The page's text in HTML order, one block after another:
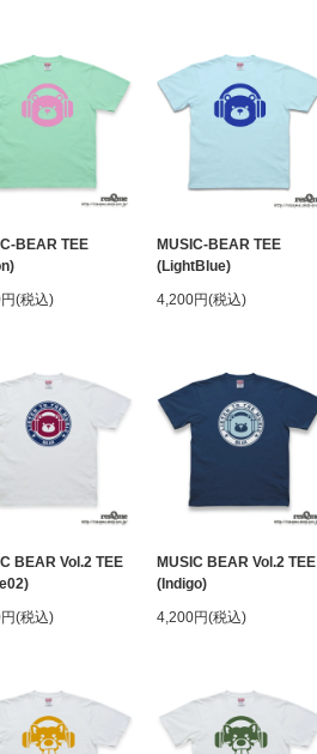
BEAR TEE
(税込)
MUSIC-BEAR TEE
(LightBlue)
4,200円(税込)
BEAR Vol.2 TEE
(税込)
MUSIC BEAR Vol.2 TEE
(Indigo)
4,200円(税込)